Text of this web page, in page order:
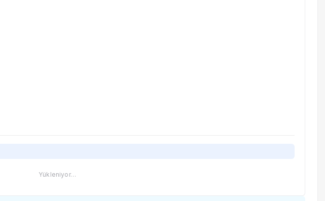
Yükleniyor…